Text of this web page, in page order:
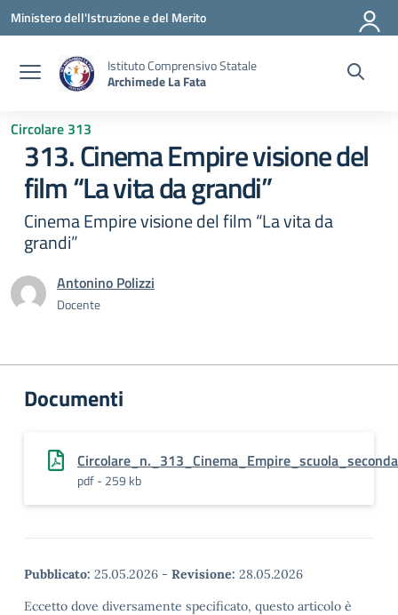
Vai ai contenuti
Vai al menu di navigazione
Vai al footer
Ministero dell'Istruzione e del Merito
Istituto Comprensivo Statale
Archimede La Fata
Circolare 313
313. Cinema Empire visione del
film “La vita da grandi”
Cinema Empire visione del film “La vita da
grandi”
Antonino Polizzi
Docente
Documenti
pdf - 259 kb
Pubblicato: 25.05.2026 - Revisione: 28.05.2026
Eccetto dove diversamente specificato, questo articolo è